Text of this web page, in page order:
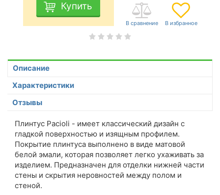
Купить
Описание
Характеристики
Отзывы
Плинтус Pacioli - имеет классический дизайн с
гладкой поверхностью и изящным профилем.
Покрытие плинтуса выполнено в виде матовой
белой эмали, которая позволяет легко ухаживать за
изделием. Предназначен для отделки нижней части
стены и скрытия неровностей между полом и
стеной.